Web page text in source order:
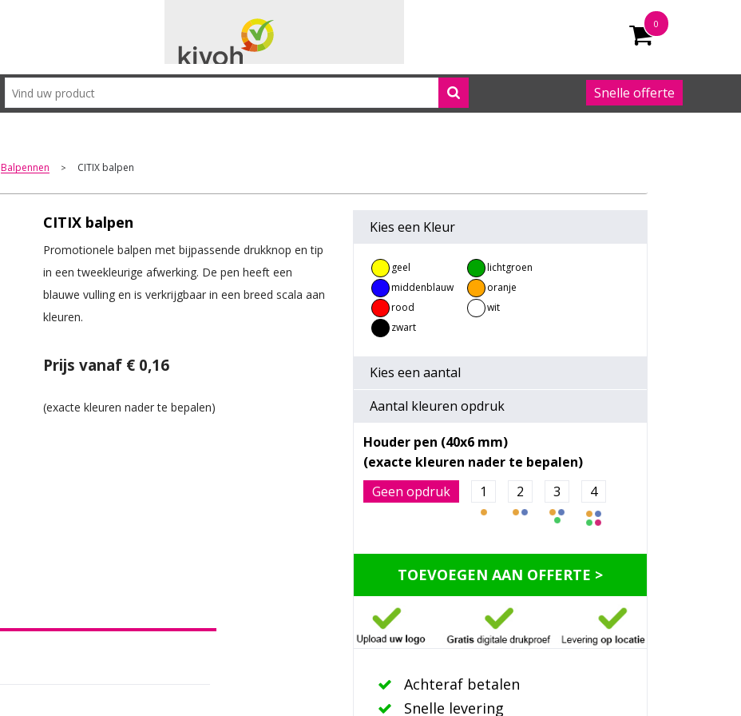
0
Snelle offerte
Balpennen > CITIX balpen
CITIX balpen
Promotionele balpen met bijpassende drukknop en tip
in een tweekleurige afwerking. De pen heeft een
blauwe vulling en is verkrijgbaar in een breed scala aan
kleuren.
Prijs vanaf € 0,16
Kies een Kleur
geel
lichtgroen
middenblauw
oranje
rood
wit
zwart
Kies een aantal
Aantal kleuren opdruk
Houder pen (40x6 mm)
Geen opdruk 1 2 3 4
TOEVOEGEN AAN OFFERTE >
Achteraf betalen
Snelle levering